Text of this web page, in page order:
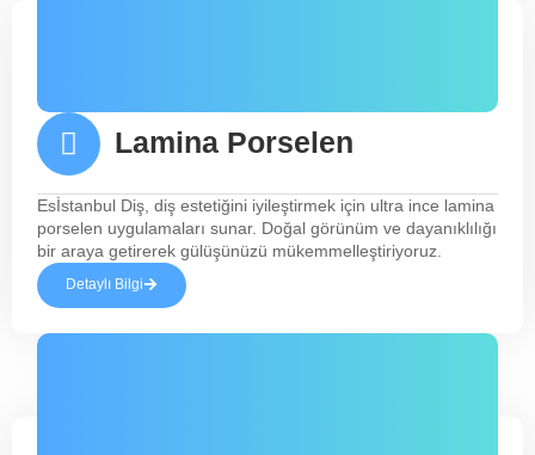
Lamina Porselen
Esİstanbul Diş, diş estetiğini iyileştirmek için ultra ince lamina
porselen uygulamaları sunar. Doğal görünüm ve dayanıklılığı
bir araya getirerek gülüşünüzü mükemmelleştiriyoruz.
Detaylı Bilgi